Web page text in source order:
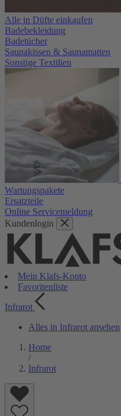
Alle in Düfte einkaufen
Badebekleidung
Badetücher
Saunakissen & Saunamatten
Sonstige Textilien
Wartungspakete
Ersatzteile
Online Servicemeldung
Kundenlogin
Mein Klafs-Konto
Favoritenliste
Infrarot
Alles in Infrarot ansehen
Home
/
Infrarot